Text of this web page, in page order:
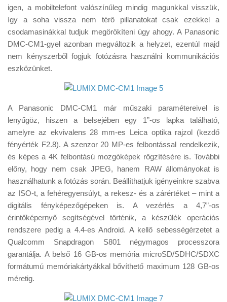
igen, a mobiltelefont valószínűleg mindig magunkkal visszük,
így a soha vissza nem térő pillanatokat csak ezekkel a
csodamasinákkal tudjuk megörökíteni úgy ahogy. A Panasonic
DMC-CM1-gyel azonban megváltozik a helyzet, ezentúl majd
nem kényszerből fogjuk fotózásra használni kommunikációs
eszközünket.
A Panasonic DMC-CM1 már műszaki paramétereivel is
lenyűgöz, hiszen a belsejében egy 1”-os lapka található,
amelyre az ekvivalens 28 mm-es Leica optika rajzol (kezdő
fényérték F2.8). A szenzor 20 MP-es felbontással rendelkezik,
és képes a 4K felbontású mozgóképek rögzítésére is. További
előny, hogy nem csak JPEG, hanem RAW állományokat is
használhatunk a fotózás során. Beállíthatjuk igényeinkre szabva
az ISO-t, a fehéregyensúlyt, a rekesz- és a zárértéket – mint a
digitális fényképezőgépeken is. A vezérlés a 4,7”-os
érintőképernyő segítségével történik, a készülék operációs
rendszere pedig a 4.4-es Android. A kellő sebességérzetet a
Qualcomm Snapdragon S801 négymagos processzora
garantálja. A belső 16 GB-os memória microSD/SDHC/SDXC
formátumú memóriakártyákkal bővíthető maximum 128 GB-os
méretig.